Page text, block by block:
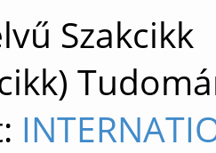
Szakcikk